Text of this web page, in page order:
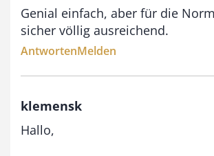
b
Genial einfach, aber für die
sicher völlig ausreichend.
AntwortenMelden
klemensk
Hallo,